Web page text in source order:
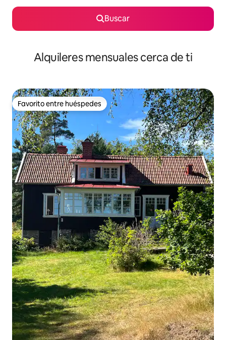
Buscar
Alquileres mensuales cerca de ti
Favorito entre huéspedes
Favorito entre huéspedes